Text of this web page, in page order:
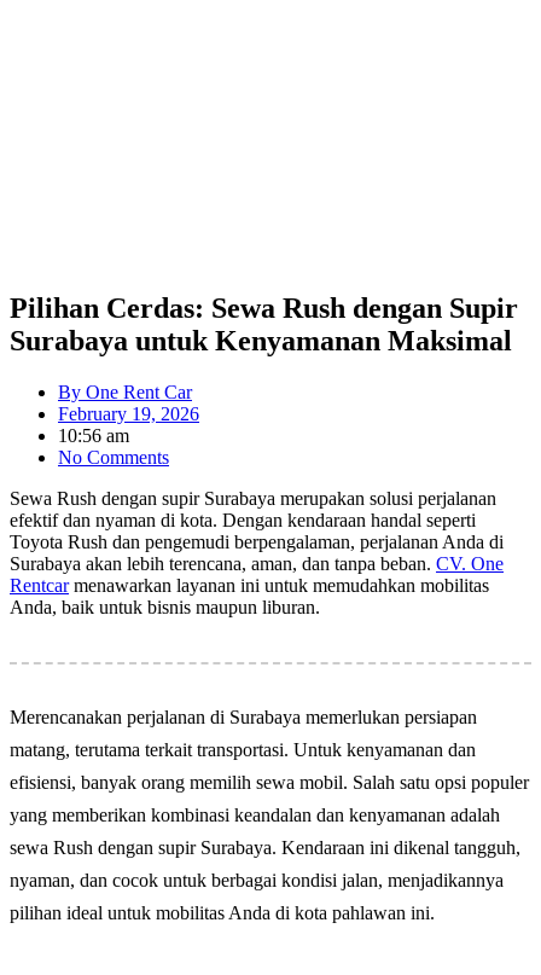
Pilihan Cerdas: Sewa Rush dengan Supir
Surabaya untuk Kenyamanan Maksimal
By One Rent Car
February 19, 2026
10:56 am
No Comments
Sewa Rush dengan supir Surabaya merupakan solusi perjalanan
efektif dan nyaman di kota. Dengan kendaraan handal seperti
Toyota Rush dan pengemudi berpengalaman, perjalanan Anda di
Surabaya akan lebih terencana, aman, dan tanpa beban. CV. One
Rentcarmenawarkan layanan ini untuk memudahkan mobilitas
Anda, baik untuk bisnis maupun liburan.
Merencanakan perjalanan di Surabaya memerlukan persiapan
matang, terutama terkait transportasi. Untuk kenyamanan dan
efisiensi, banyak orang memilih sewa mobil. Salah satu opsi populer
yang memberikan kombinasi keandalan dan kenyamanan adalah
sewa Rush dengan supir Surabaya. Kendaraan ini dikenal tangguh,
nyaman, dan cocok untuk berbagai kondisi jalan, menjadikannya
pilihan ideal untuk mobilitas Anda di kota pahlawan ini.